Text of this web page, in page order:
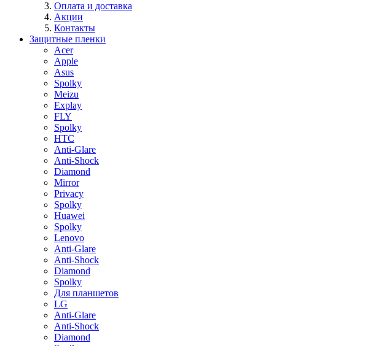
Оплата и доставка
Акции
Контакты
Защитные пленки
Acer
Apple
Asus
Spolky
Meizu
Explay
FLY
Spolky
HTC
Anti-Glare
Anti-Shock
Diamond
Mirror
Privacy
Spolky
Huawei
Spolky
Lenovo
Anti-Glare
Anti-Shock
Diamond
Spolky
Для планшетов
LG
Anti-Glare
Anti-Shock
Diamond